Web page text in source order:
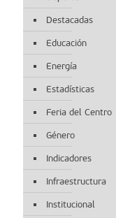
Destacadas
Educación
Energía
Estadísticas
Feria del Centro
Género
Indicadores
Infraestructura
Institucional